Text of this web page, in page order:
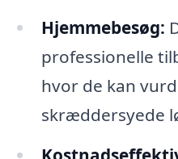
Hjemmebesøg:
professionelle
hvor de kan
skræddersyede